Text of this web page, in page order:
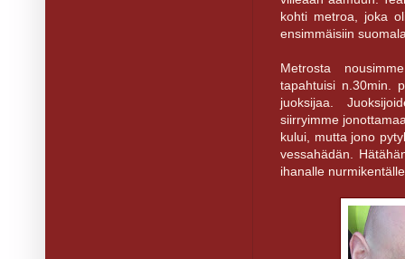
kohti metroa, joka
ensimmäisiin
Metrosta
tapahtuisi n.30min.
juoksijaa.
siirryimme
kului, mutta jono
vessahädän.
ihanalle